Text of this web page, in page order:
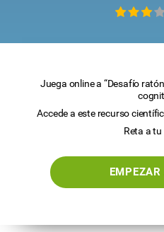
Juega online a “Desafío
Accede a este recurso
Reta a